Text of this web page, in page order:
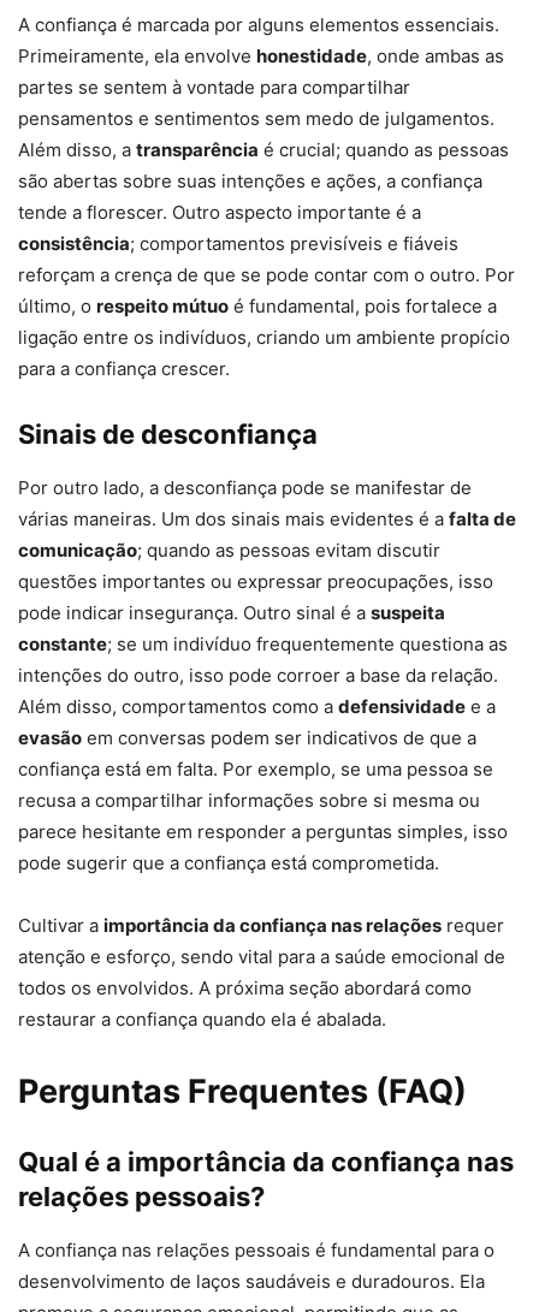
A confiança é marcada por alguns elementos essenciais.
Primeiramente, ela envolve honestidade, onde ambas as
partes se sentem à vontade para compartilhar
pensamentos e sentimentos sem medo de julgamentos.
Além disso, a transparência é crucial; quando as pessoas
são abertas sobre suas intenções e ações, a confiança
tende a florescer. Outro aspecto importante é a
consistência; comportamentos previsíveis e fiáveis
reforçam a crença de que se pode contar com o outro. Por
último, o respeito mútuo é fundamental, pois fortalece a
ligação entre os indivíduos, criando um ambiente propício
para a confiança crescer.
Sinais de desconfiança
Por outro lado, a desconfiança pode se manifestar de
várias maneiras. Um dos sinais mais evidentes é a falta de
comunicação; quando as pessoas evitam discutir
questões importantes ou expressar preocupações, isso
pode indicar insegurança. Outro sinal é a suspeita
constante; se um indivíduo frequentemente questiona as
intenções do outro, isso pode corroer a base da relação.
Além disso, comportamentos como a defensividade e a
evasão em conversas podem ser indicativos de que a
confiança está em falta. Por exemplo, se uma pessoa se
recusa a compartilhar informações sobre si mesma ou
parece hesitante em responder a perguntas simples, isso
pode sugerir que a confiança está comprometida.
Cultivar a importância da confiança nas relações requer
atenção e esforço, sendo vital para a saúde emocional de
todos os envolvidos. A próxima seção abordará como
restaurar a confiança quando ela é abalada.
Perguntas Frequentes (FAQ)
Qual é a importância da confiança nas
relações pessoais?
A confiança nas relações pessoais é fundamental para o
desenvolvimento de laços saudáveis e duradouros. Ela